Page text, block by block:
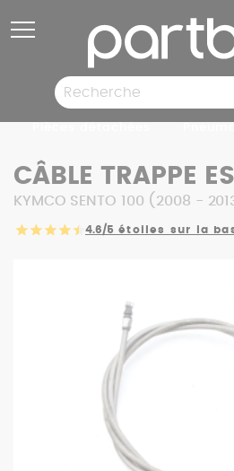
CÂBLE TRAPPE
KYMCO SENTO 100 (2008 -
4.6/5 étoiles sur la